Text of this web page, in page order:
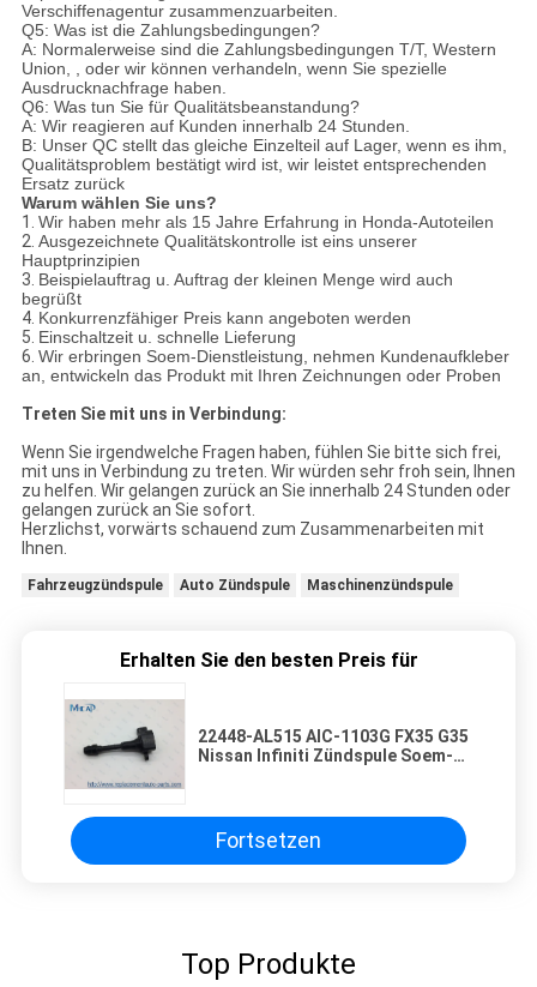
Verschiffenagentur zusammenzuarbeiten.
Q5: Was ist die Zahlungsbedingungen?
A: Normalerweise sind die Zahlungsbedingungen T/T, Western
Union, , oder wir können verhandeln, wenn Sie spezielle
Ausdrucknachfrage haben.
Q6: Was tun Sie für Qualitätsbeanstandung?
A: Wir reagieren auf Kunden innerhalb 24 Stunden.
B: Unser QC stellt das gleiche Einzelteil auf Lager, wenn es ihm,
Qualitätsproblem bestätigt wird ist, wir leistet entsprechenden
Ersatz zurück
Warum wählen Sie uns?
1. Wir haben mehr als 15 Jahre Erfahrung in Honda-Autoteilen
2. Ausgezeichnete Qualitätskontrolle ist eins unserer
Hauptprinzipien
3. Beispielauftrag u. Auftrag der kleinen Menge wird auch
begrüßt
4. Konkurrenzfähiger Preis kann angeboten werden
5. Einschaltzeit u. schnelle Lieferung
6. Wir erbringen Soem-Dienstleistung, nehmen Kundenaufkleber
an, entwickeln das Produkt mit Ihren Zeichnungen oder Proben
Treten Sie mit uns in Verbindung:
Wenn Sie irgendwelche Fragen haben, fühlen Sie bitte sich frei,
mit uns in Verbindung zu treten. Wir würden sehr froh sein, Ihnen
zu helfen. Wir gelangen zurück an Sie innerhalb 24 Stunden oder
gelangen zurück an Sie sofort.
Herzlichst, vorwärts schauend zum Zusammenarbeiten mit
Ihnen.
Fahrzeugzündspule Auto Zündspule Maschinenzündspule
Erhalten Sie den besten Preis für
22448-AL515 AIC-1103G FX35 G35
Nissan Infiniti Zündspule Soem-
Fortsetzen
Top Produkte